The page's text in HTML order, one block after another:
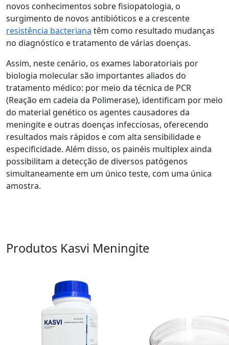
novos conhecimentos sobre fisiopatologia, o
surgimento de novos antibióticos e a crescente
resistência bacteriana têm como resultado mudanças
no diagnóstico e tratamento de várias doenças.
Assim, neste cenário, os exames laboratoriais por
biologia molecular são importantes aliados do
tratamento médico: por meio da técnica de PCR
(Reação em cadeia da Polimerase), identificam por meio
do material genético os agentes causadores da
meningite e outras doenças infecciosas, oferecendo
resultados mais rápidos e com alta sensibilidade e
especificidade. Além disso, os painéis multiplex ainda
possibilitam a detecção de diversos patógenos
simultaneamente em um único teste, com uma única
amostra.
Produtos Kasvi Meningite